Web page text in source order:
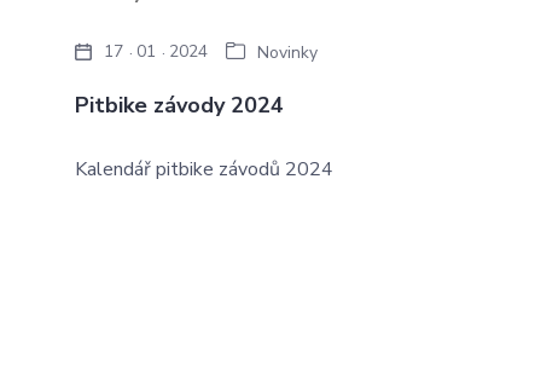
Pitbike závody 2024
17 01 2024 Novinky
Kalendář pitbike závodů 2024